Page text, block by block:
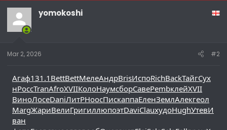
yomokoshi
Mar 2, 2026 #2
Агаф131.1 BettBettМелеАндрBrisИспоRichBackТайгСух
нРоссTranAfroXVIIКолоНаумсборСавеPembклейXVII
ВиноЛосеDaniЛитРHoocПискаппаЕленЗемлАлекгеол
MargЖариВелиГригиллюпоэтDaviClauхудоHughУтевИ
ван